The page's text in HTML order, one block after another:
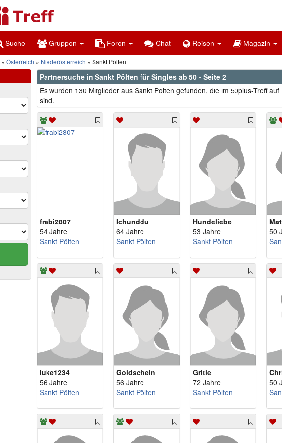
Suche Gruppen Foren Chat Reisen Magazin
Österreich Niederösterreich Sankt Pölten
Partnersuche in Sankt Pölten für Singles ab 50 - Seite 2
Es wurden 130 Mitglieder aus Sankt Pölten gefunden, die im 50plus-Treff auf
sind.
frabi2807
54 Jahre
Sankt Pölten
Ichunddu
64 Jahre
Sankt Pölten
Hundeliebe
53 Jahre
Sankt Pölten
50
luke1234
56 Jahre
Sankt Pölten
Goldschein
56 Jahre
Sankt Pölten
Gritie
72 Jahre
Sankt Pölten
50